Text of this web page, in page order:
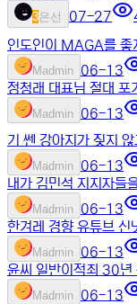
3은선 07-27
인도인이 MAGA를 좋
Madmin 06-13
정청래 대표님 절대 포
Madmin 06-13
기 쎈 강아지가 짖지
Madmin 06-13
내가 김민석 지지자들
Madmin 06-13
한겨레 경향 유튜브 신
Madmin 06-13
윤씨 일반이적죄 30년
Madmin 06-13